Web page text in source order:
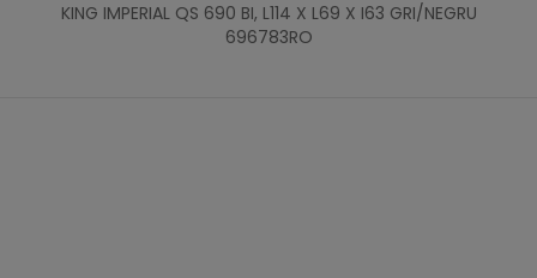
KING IMPERIAL QS 690 BI, L114 X L69 X I63 GRI/NEGRU
696783RO